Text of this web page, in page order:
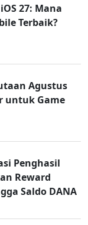
27: Mana
Terbaik?
Agustus
untuk Game
Penghasil
Reward
Saldo DANA